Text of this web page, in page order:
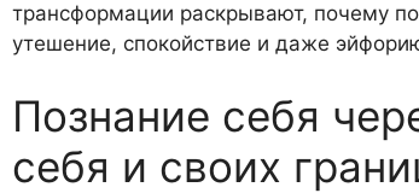
трансформации раскрывают, почему
утешение, спокойствие и даже
Познание себя
себя и своих